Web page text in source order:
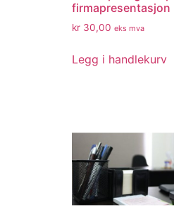
firmapresentasjon
kr 30,00 eks mva
Legg i handlekurv